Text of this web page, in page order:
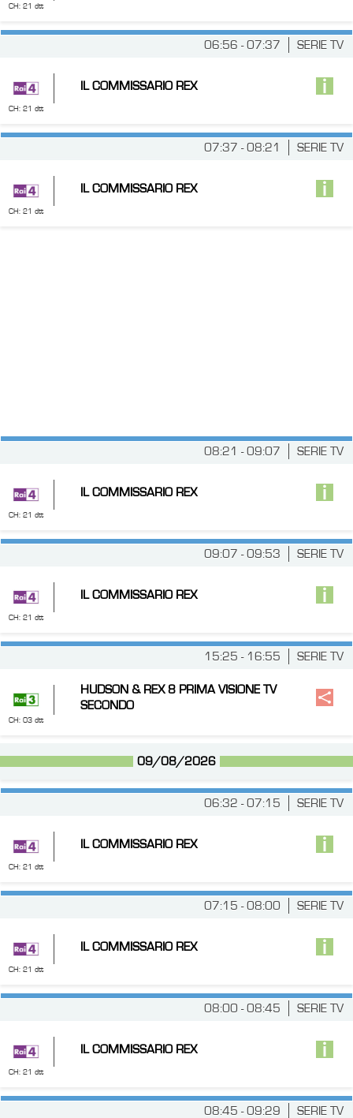
CH: 21 dtt
SERIE TV
06:56 - 07:37
CH: 21 dtt
IL COMMISSARIO REX
SERIE TV
07:37 - 08:21
CH: 21 dtt
IL COMMISSARIO REX
SERIE TV
08:21 - 09:07
CH: 21 dtt
IL COMMISSARIO REX
SERIE TV
09:07 - 09:53
CH: 21 dtt
IL COMMISSARIO REX
SERIE TV
15:25 - 16:55
CH: 03 dtt
HUDSON & REX 8 PRIMA VISIONE TV
SECONDO
09/08/2026
SERIE TV
06:32 - 07:15
CH: 21 dtt
IL COMMISSARIO REX
SERIE TV
07:15 - 08:00
CH: 21 dtt
IL COMMISSARIO REX
SERIE TV
08:00 - 08:45
CH: 21 dtt
IL COMMISSARIO REX
SERIE TV
08:45 - 09:29